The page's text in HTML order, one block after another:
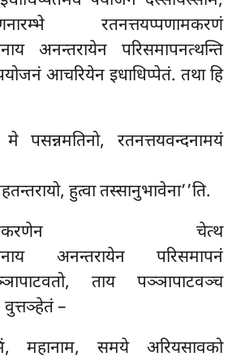
रतनत्तयप्पणामकरणं
अनन्तरायेन परिसमापनत्थन्ति
आचरियेन इधाधिप्पेतं. तथा हि
मे पसन्नमतिनो, रतनत्तयवन्दनामयं
हुत्वा तस्सानुभावेना’’ति.
चेत्थ
अनन्तरायेन परिसमापनं
ताय पञ्ञापाटवञ्च
वुत्तञ्हेतं –
महानाम, समये अरियसावको